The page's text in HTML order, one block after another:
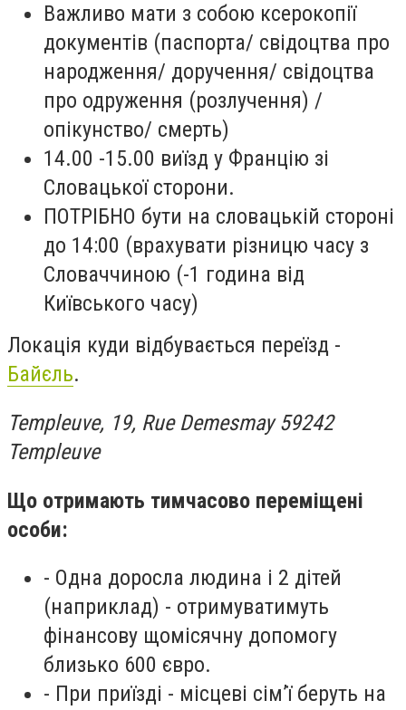
Важливо мати з собою ксерокопії
документів (паспорта/ свідоцтва про
народження/ доручення/ свідоцтва
про одруження (розлучення) /
опікунство/ смерть)
14.00 -15.00 виїзд у Францію зі
Словацької сторони.
ПОТРІБНО бути на словацькій стороні
до 14:00 (врахувати різницю часу з
Словаччиною (-1 година від
Київського часу)
Локація куди відбувається переїзд -
Байєль.
Templeuve, 19, Rue Demesmay 59242
Templeuve
Що отримають тимчасово переміщені
особи:
- Одна доросла людина і 2 дітей
(наприклад) - отримуватимуть
фінансову щомісячну допомогу
близько 600 євро.
- При приїзді - місцеві сім’ї беруть на